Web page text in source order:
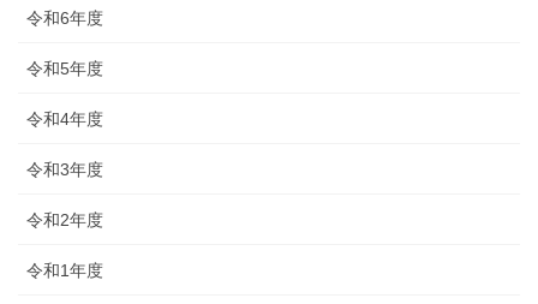
令和6年度
令和5年度
令和4年度
令和3年度
令和2年度
令和1年度